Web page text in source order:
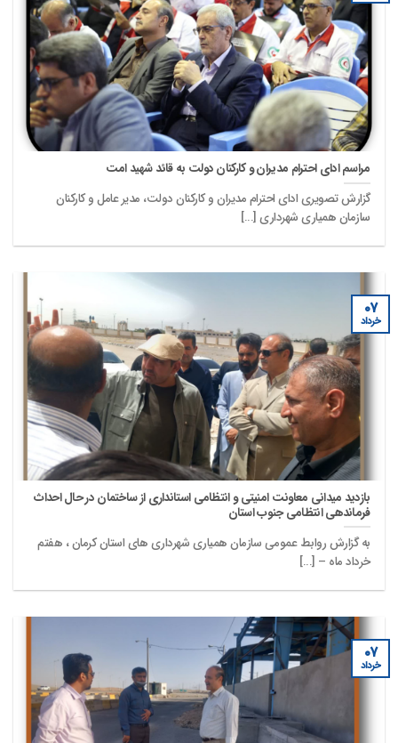
مراسم ادای احترام مدیران و کارکنان دولت به قائد شهید امت
گزارش تصویری ادای احترام مدیران و کارکنان دولت، مدیر عامل و کارکنان
سازمان همیاری شهرداری [...]
بازدید میدانی معاونت امنیتی و انتظامی استانداری از ساختمان در حال احداث
فرماندهی انتظامی جنوب استان
به گزارش روابط عمومی سازمان همیاری شهرداری های استان کرمان ، هفتم
خرداد ماه – [...]
۰۷
خرداد
۰۷
خرداد